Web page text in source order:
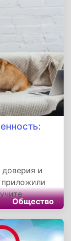
а их
с
границы
доверия и
приложили
действия
— вы
Общество